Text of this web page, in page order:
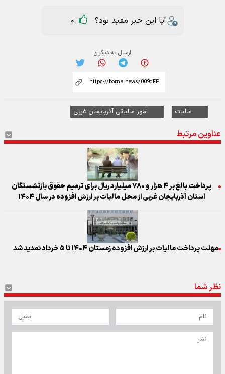
آیا این خبر مفید بود؟ 0
ارسال به دیگران
مالیات امور مالیاتی آذربایجان غربی
عناوین مرتبط
پرداخت بالغ بر ۴ هزار و ۷۸۰ میلیارد ریال برای ترمیم حقوق بازنشستگان
استان آذربایجان غربی از محل مالیات بر ارزش افزوده در سال ۱۴۰۴
مهلت پرداخت مالیات بر ارزش افزوده زمستان ۱۴۰۴ تا ۵ خرداد تمدید شد
نظر شما